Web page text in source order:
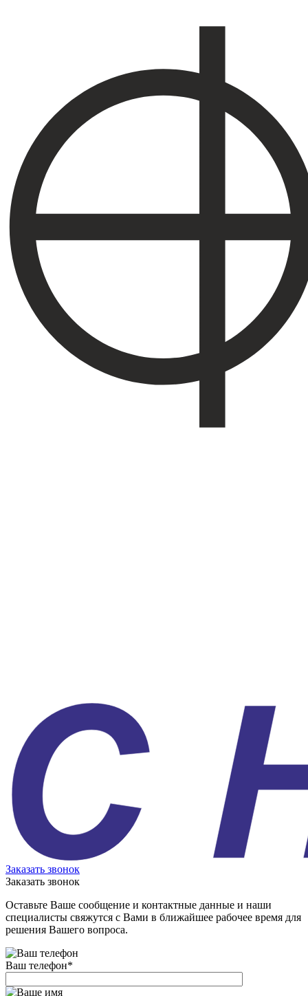
Заказать звонок
Заказать звонок
Оставьте Ваше сообщение и контактные данные и наши
специалисты свяжутся с Вами в ближайшее рабочее время для
решения Вашего вопроса.
Ваш телефон*